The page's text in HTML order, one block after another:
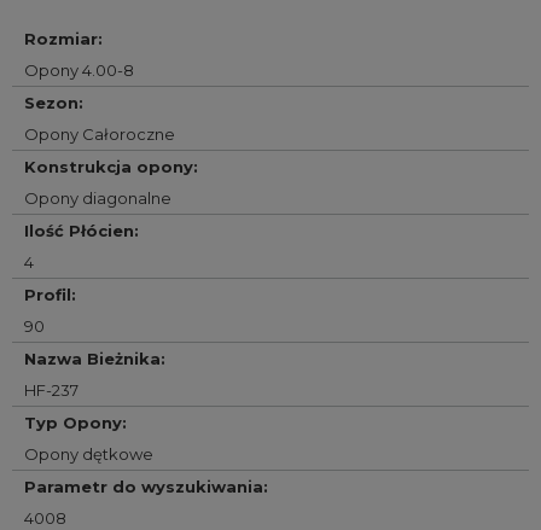
Rozmiar:
Opony 4.00-8
Sezon:
Opony Całoroczne
Konstrukcja opony:
Opony diagonalne
Ilość Płócien:
4
Profil:
90
Nazwa Bieżnika:
HF-237
Typ Opony:
Opony dętkowe
Parametr do wyszukiwania:
4008